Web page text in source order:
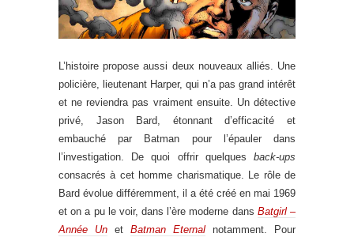
L’histoire propose aussi deux nouveaux alliés. Une
policière, lieutenant Harper, qui n’a pas grand intérêt
et ne reviendra pas vraiment ensuite. Un détective
privé, Jason Bard, étonnant d’efficacité et
embauché par Batman pour l’épauler dans
l’investigation. De quoi offrir quelques back-ups
consacrés à cet homme charismatique. Le rôle de
Bard évolue différemment, il a été créé en mai 1969
et on a pu le voir, dans l’ère moderne dans Batgirl –
Année Un et Batman Eternal notamment. Pour